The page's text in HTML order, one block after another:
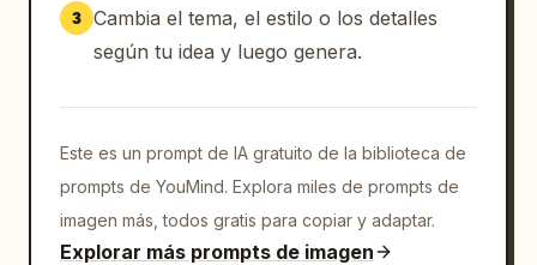
3 Cambia el tema, el estilo o los detalles
según tu idea y luego genera.
Este es un prompt de IA gratuito de la biblioteca de
prompts de YouMind. Explora miles de prompts de
imagen más, todos gratis para copiar y adaptar.
Explorar más prompts de imagen